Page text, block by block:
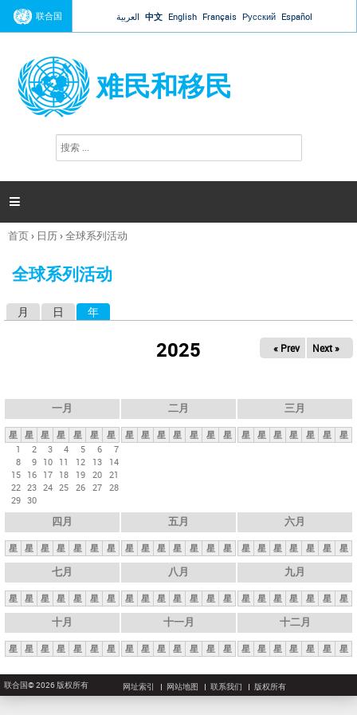
Jump to navigation
联合国 العربية 中文 English Français Русский Español
难民和移民
搜
索

你
这
首页› 日历›全球系列活动
全球系列活动
月 日 年
2025 « Prev Next »
一月
星 星 星 星 星 星
星
1
2 3 4 5 6
7
8
9 10 11 12 13
14
15 16 17 18 19 20 21
22 23 24 25 26 27 28
29 30
二月
星 星 星 星 星 星 星
三月
星 星 星 星 星 星 星
四月
星 星 星 星 星 星 星
五月
星 星 星 星 星 星 星
六月
星 星 星 星 星 星 星
七月
星 星 星 星 星 星 星
八月
星 星 星 星 星 星 星
九月
星 星 星 星 星 星 星
十月
星 星 星 星 星 星 星
十一月
星 星 星 星 星 星 星
十二月
星 星 星 星 星 星 星
联合国© 2026 版权所有 网址索引 网站地图 联系我们 版权所有